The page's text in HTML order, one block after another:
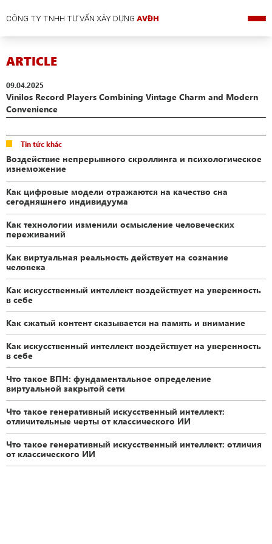
CÔNG TY TNHH TƯ VẤN XÂY DỰNGAVĐH
ARTICLE
09.04.2025
Vinilos Record Players Combining Vintage Charm and Modern
Convenience
Tin tức khác
Воздействие непрерывного скроллинга и психологическое
изнеможение
Как цифровые модели отражаются на качество сна
сегодняшнего индивидуума
Как технологии изменили осмысление человеческих
переживаний
Как виртуальная реальность действует на сознание
человека
Как искусственный интеллект воздействует на уверенность
в себе
Как сжатый контент сказывается на память и внимание
Как искусственный интеллект воздействует на уверенность
в себе
Что такое ВПН: фундаментальное определение
виртуальной закрытой сети
Что такое генеративный искусственный интеллект:
отличительные черты от классического ИИ
Что такое генеративный искусственный интеллект: отличия
от классического ИИ